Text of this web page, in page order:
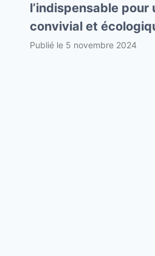
l’indispensable
convivial et
Publié le 5 novembre 2024